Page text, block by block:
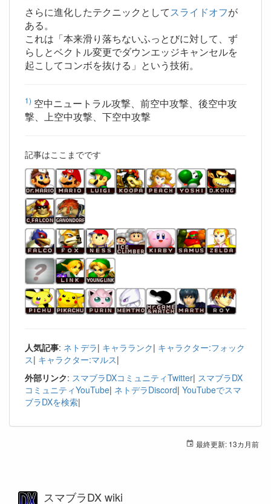
さらに進化したテクニックとしてスライドオフが
ある。
これは「本来滑り落ちないふっとびに対して、ず
らしとベクトル変更でダウンエッジキャンセルを
起こしてコンボを抜ける」という技術。
1) 空中ニュートラル攻撃、前空中攻撃、後空中攻
撃、上空中攻撃、下空中攻撃
記事はここまでです
人気記事: ネトデラ| キャラランク| キャラクター:フォック
ス| キャラクター:マルス|
外部リンク: スマブラDXコミュニティTwitter| スマブラDX
コミュニティYouTube| ネトデラDiscord| YouTubeでスマ
ブラDXを検索|
最終更新: 13カ月前
スマブラDX wiki